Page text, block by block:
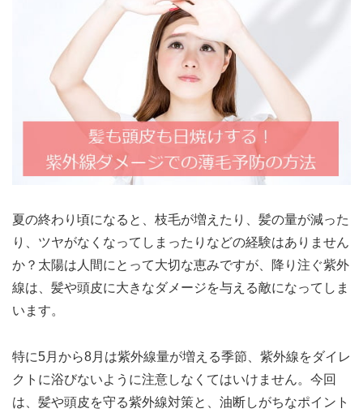
夏の終わり頃になると、枝毛が増えたり、髪の量が減った
り、ツヤがなくなってしまったりなどの経験はありません
か？太陽は人間にとって大切な恵みですが、降り注ぐ紫外
線は、髪や頭皮に大きなダメージを与える敵になってしま
います。
特に5月から8月は紫外線量が増える季節、紫外線をダイレ
クトに浴びないように注意しなくてはいけません。今回
は、髪や頭皮を守る紫外線対策と、油断しがちなポイント